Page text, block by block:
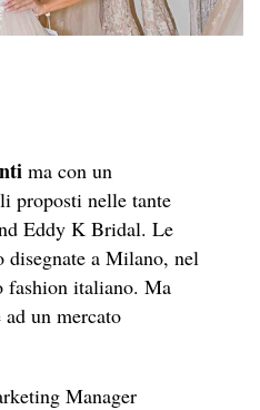
ma con un
proposti nelle tante
Eddy K Bridal. Le
disegnate a Milano, nel
fashion italiano. Ma
un mercato
Manager